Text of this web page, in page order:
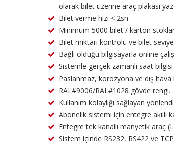
olarak bilet üzerine araç plakası
Bilet verme hızı < 2sn
Minimum 5000 bilet / karton
Bilet miktarı kontrolü ve bilet
Bağlı olduğu bilgisayarla online
Sistemle gerçek zamanlı saat
Paslanmaz, korozyona ve dış hava
RAL#9006/RAL#1028 gövde rengi.
Kullanım kolaylığı sağlayan
Abonelik sistemi için entegre akıllı
Entegre tek kanallı manyetik araç
Sistem içinde RS232, RS422 ve